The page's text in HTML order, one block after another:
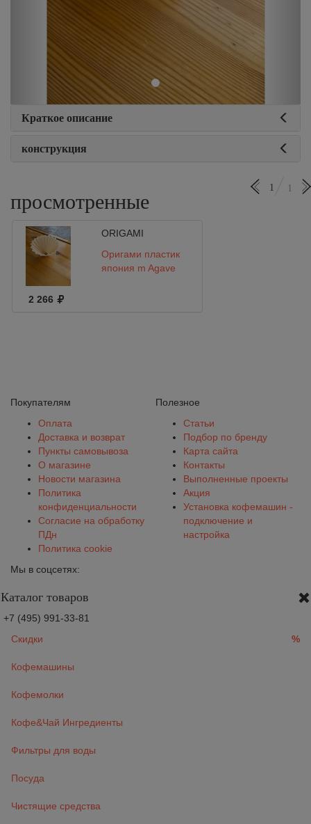
Краткое описание
конструкция
просмотренные
1 1
ORIGAMI
Оригами пластик
япония m Agave
2 266
Покупателям
Оплата
Доставка и возврат
Пункты самовывоза
О магазине
Новости магазина
Политика
конфиденциальности
Согласие на обработку
ПДн
Политика cookie
Полезное
Статьи
Подбор по бренду
Карта сайта
Контакты
Выполненные проекты
Акция
Установка кофемашин -
подключение и
настройка
Мы в соцсетях:
Каталог товаров
+7 (495) 991-33-81
Скидки
%
Кофемашины
Кофемолки
Кофе&Чай Ингредиенты
Фильтры для воды
Посуда
Чистящие средства